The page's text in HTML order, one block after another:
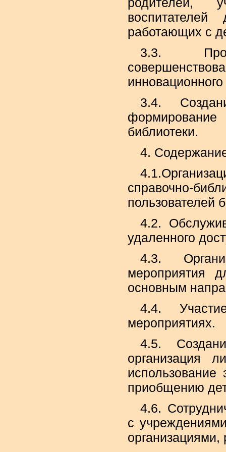
работающих с
3.3.
3.4.
библиотеки.
4.
справочно-
пользователей
4.2.
удаленного
4.3.
мероприятия
основным
4.4.
мероприятиях.
4.5.
организация
приобщению
4.6.
с